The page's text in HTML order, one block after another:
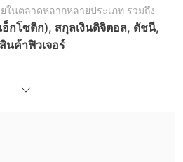
ในตลาดหลากหลายประเภท รวมถึง
อ็กโซติก), สกุลเงินดิจิตอล, ดัชนี,
นค้าฟิวเจอร์